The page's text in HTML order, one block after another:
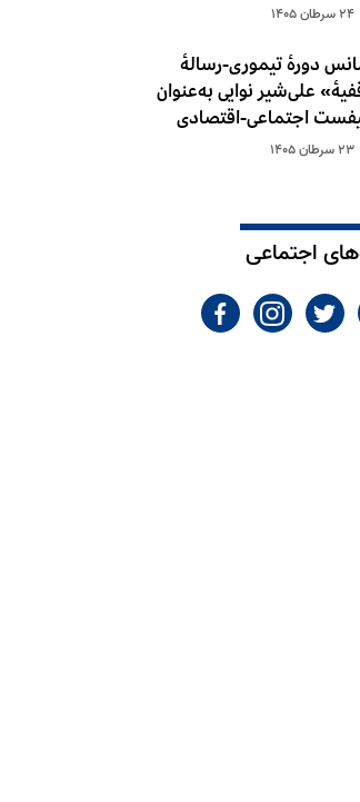
24 سرطان 1405
دورۀ تیموری-رسالۀ
علی‌شیر نوایی به‌عنوان
اجتماعی-اقتصادی
23 سرطان 1405
اجتماعی